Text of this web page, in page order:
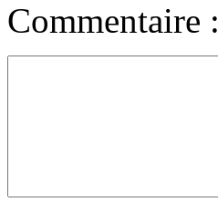
Commentaire :